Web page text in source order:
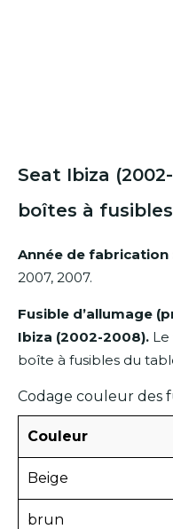
Seat Ibiza
boîtes à fusibles
Année de fabrication
2007, 2007.
Fusible d’allumage
Ibiza (2002-2008). Le
boîte à fusibles du
Codage couleur des
Couleur
Beige
brun